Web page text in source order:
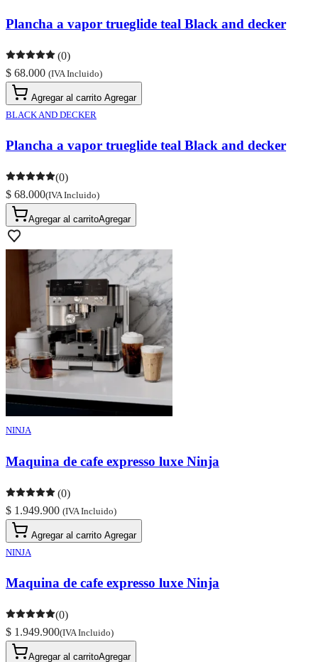
Plancha a vapor trueglide teal Black and decker
(0)
$ 68.000 (IVA Incluido)
Agregar al carrito Agregar
BLACK AND DECKER
Plancha a vapor trueglide teal Black and decker
(0)
$ 68.000(IVA Incluido)
Agregar al carritoAgregar
NINJA
Maquina de cafe expresso luxe Ninja
(0)
$ 1.949.900 (IVA Incluido)
Agregar al carrito Agregar
NINJA
Maquina de cafe expresso luxe Ninja
(0)
$ 1.949.900(IVA Incluido)
Agregar al carritoAgregar